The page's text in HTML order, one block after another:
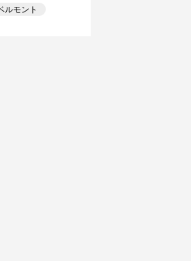
ルモント